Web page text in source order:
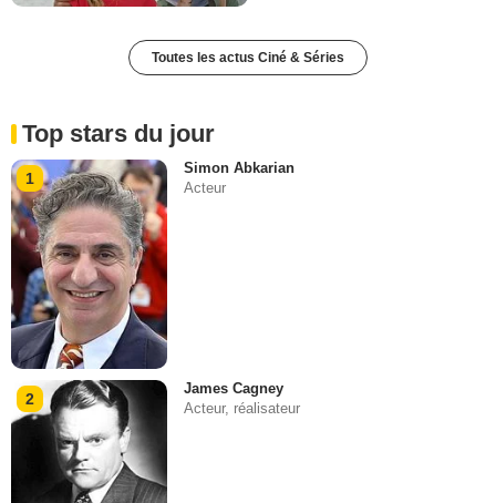
Toutes les actus Ciné & Séries
Top stars du jour
1
Simon Abkarian
Acteur
2
James Cagney
Acteur, réalisateur